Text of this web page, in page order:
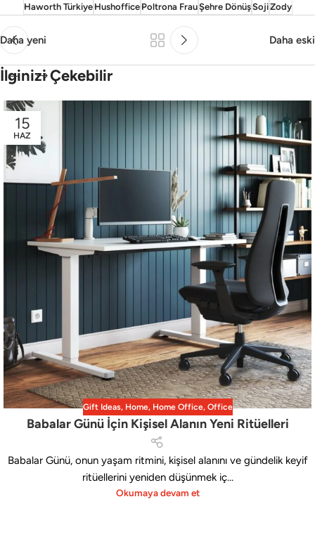
Haworth TürkiyeHushofficePoltrona FrauŞehre DönüşSojiZody
Daha yeni Daha eski
İlginizi Çekebilir
15
HAZ
Gift Ideas, Home, Home Office, Office
Babalar Günü İçin Kişisel Alanın Yeni Ritüelleri
Babalar Günü, onun yaşam ritmini, kişisel alanını ve gündelik keyif
ritüellerini yeniden düşünmek iç...
Okumaya devam et